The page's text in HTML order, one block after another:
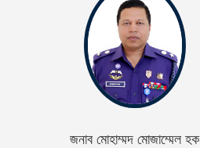
জনাব মোহাম্মদ মোজাম্মেল হক